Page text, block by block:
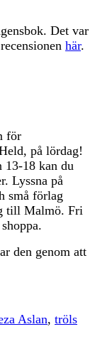
Det var
här.
för
på lördag!
18 kan du
Lyssna på
små förlag
till Malmö. Fri
den genom att
Aslan, tröls